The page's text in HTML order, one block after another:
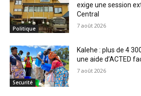
Politique
exige une session
Central
7 août 2026
Securité
Kalehe : plus de 4
une aide d’ACTED
7 août 2026